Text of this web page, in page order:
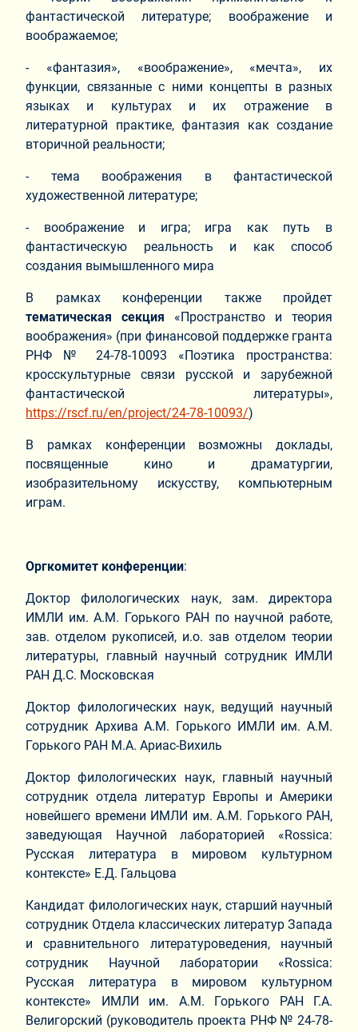
фантастической литературе; воображение и
воображаемое;
- «фантазия», «воображение», «мечта», их
функции, связанные с ними концепты в разных
языках и культурах и их отражение в
литературной практике, фантазия как создание
вторичной реальности;
- тема воображения в фантастической
художественной литературе;
- воображение и игра; игра как путь в
фантастическую реальность и как способ
создания вымышленного мира
В рамках конференции также пройдет
тематическая секция «Пространство и теория
воображения» (при финансовой поддержке гранта
РНФ № 24-78-10093 «Поэтика пространства:
кросскультурные связи русской и зарубежной
фантастической литературы»,
https://rscf.ru/en/project/24-78-10093/)
В рамках конференции возможны доклады,
посвященные кино и драматургии,
изобразительному искусству, компьютерным
играм.
Оргкомитет конференции:
Доктор филологических наук, зам. директора
ИМЛИ им. А.М. Горького РАН по научной работе,
зав. отделом рукописей, и.о. зав отделом теории
литературы, главный научный сотрудник ИМЛИ
РАН Д.С. Московская
Доктор филологических наук, ведущий научный
сотрудник Архива А.М. Горького ИМЛИ им. А.М.
Горького РАН М.А. Ариас-Вихиль
Доктор филологических наук, главный научный
сотрудник отдела литератур Европы и Америки
новейшего времени ИМЛИ им. А.М. Горького РАН,
заведующая Научной лабораторией «Rossica:
Русская литература в мировом культурном
контексте» Е.Д. Гальцова
Кандидат филологических наук, старший научный
сотрудник Отдела классических литератур Запада
и сравнительного литературоведения, научный
сотрудник Научной лаборатории «Rossiсa:
Русская литература в мировом культурном
контексте» ИМЛИ им. А.М. Горького РАН Г.А.
Велигорский (руководитель проекта РНФ № 24-78-